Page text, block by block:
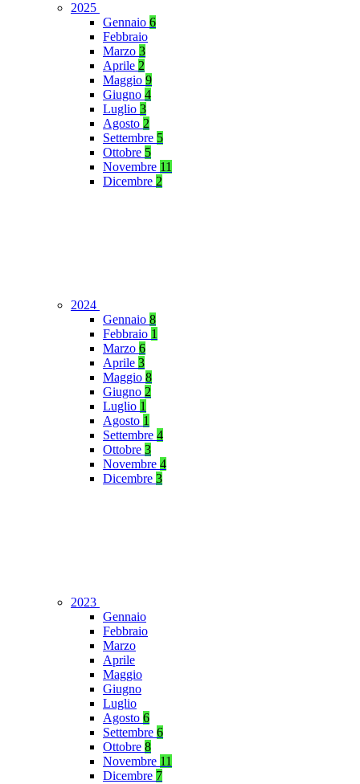
2025
Gennaio 6
Febbraio
Marzo 3
Aprile 2
Maggio 9
Giugno 4
Luglio 3
Agosto 2
Settembre 5
Ottobre 5
Novembre 11
Dicembre 2
2024
Gennaio 8
Febbraio 1
Marzo 6
Aprile 3
Maggio 8
Giugno 2
Luglio 1
Agosto 1
Settembre 4
Ottobre 3
Novembre 4
Dicembre 3
2023
Gennaio
Febbraio
Marzo
Aprile
Maggio
Giugno
Luglio
Agosto 6
Settembre 6
Ottobre 8
Novembre 11
Dicembre 7